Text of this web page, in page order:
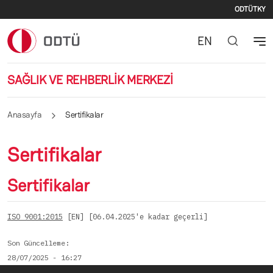
ODTÜTKY
SAĞLIK VE REHBERLİK MERKEZİ
EN
Anasayfa Sertifikalar
Sertifikalar
Sertifikalar
ISO 9001:2015 [EN] [06.04.2025'e kadar geçerli]
Son Güncelleme
28/07/2025 - 16:27